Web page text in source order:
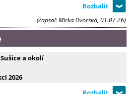
(Zapsal: Mirka Dvorská, 01.07.26)
a okolí
2026